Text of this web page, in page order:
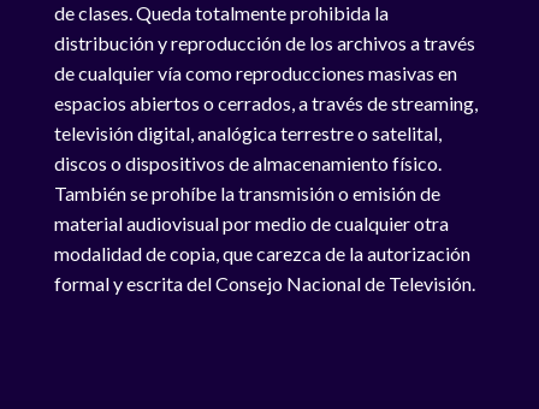
de clases. Queda totalmente prohibida la
distribución y reproducción de los archivos a través
de cualquier vía como reproducciones masivas en
espacios abiertos o cerrados, a través de streaming,
televisión digital, analógica terrestre o satelital,
discos o dispositivos de almacenamiento físico.
También se prohíbe la transmisión o emisión de
material audiovisual por medio de cualquier otra
modalidad de copia, que carezca de la autorización
formal y escrita del Consejo Nacional de Televisión.